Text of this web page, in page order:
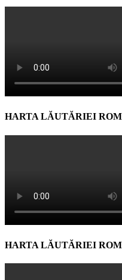
HARTA LĂUTĂRIEI
HARTA LĂUTĂRIEI